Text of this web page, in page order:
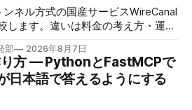
ネル方式の国産サービスWireCanal
します。違いは料金の考え方・運用
部 2026年8月7日
方 — PythonとFastMCPで
日本語で答えるようにする